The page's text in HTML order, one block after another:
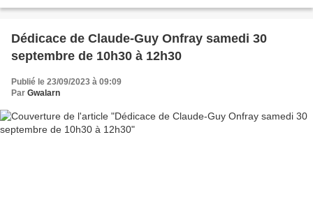
Dédicace de Claude-Guy Onfray samedi 30
septembre de 10h30 à 12h30
Publié le 23/09/2023 à 09:09
Par Gwalarn